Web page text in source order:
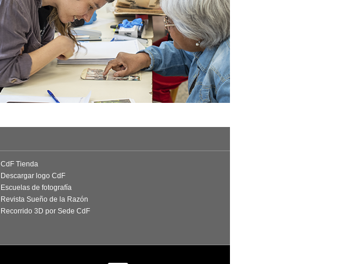
CdF Tienda
Descargar logo CdF
Escuelas de fotografía
Revista Sueño de la Razón
Recorrido 3D por Sede CdF